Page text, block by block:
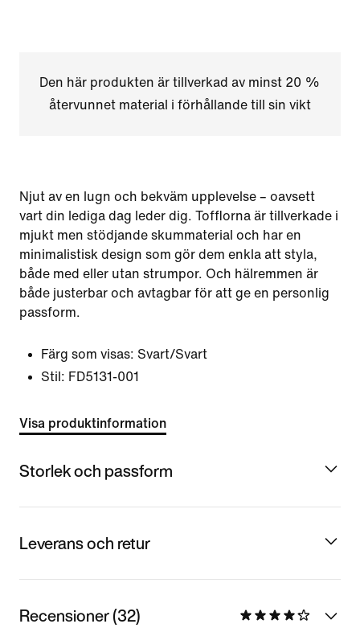
Den här produkten är tillverkad av minst 20 %
återvunnet material i förhållande till sin vikt
Njut av en lugn och bekväm upplevelse – oavsett
vart din lediga dag leder dig. Tofflorna är tillverkade i
mjukt men stödjande skummaterial och har en
minimalistisk design som gör dem enkla att styla,
både med eller utan strumpor. Och hälremmen är
både justerbar och avtagbar för att ge en personlig
passform.
Färg som visas: Svart/Svart
Stil: FD5131-001
Visa produktinformation
Storlek och passform
Leverans och retur
Recensioner (32)